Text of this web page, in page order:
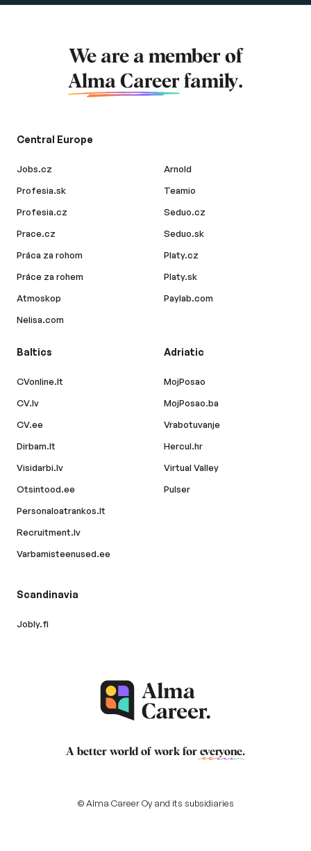
We are a member of
Alma Career family.
Central Europe
Jobs.cz
Profesia.sk
Profesia.cz
Prace.cz
Práca za rohom
Práce za rohem
Atmoskop
Nelisa.com
Arnold
Teamio
Seduo.cz
Seduo.sk
Platy.cz
Platy.sk
Paylab.com
Baltics
CVonline.lt
CV.lv
CV.ee
Dirbam.lt
Visidarbi.lv
Otsintood.ee
Personaloatrankos.lt
Recruitment.lv
Varbamisteenused.ee
Adriatic
MojPosao
MojPosao.ba
Vrabotuvanje
Hercul.hr
Virtual Valley
Pulser
Scandinavia
Jobly.fi
A better world of work for everyone.
© Alma Career Oy and its subsidiaries